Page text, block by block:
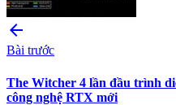
arrow_back
Bài trước
The Witcher 4 lần đầu trình
công nghệ RTX mới